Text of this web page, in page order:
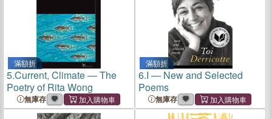
滿額折
5.Current, Climate ― The
Poetry of Rita Wong
無庫存
滿額折
6.I ― New and Selected
Poems
無庫存